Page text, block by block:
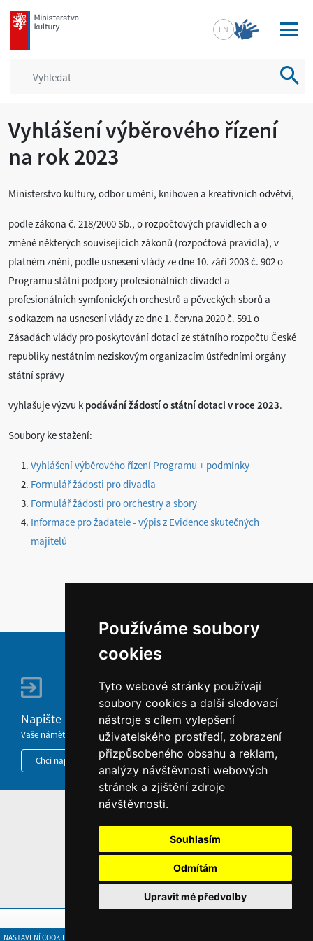
Používáme soubory
cookies
Tyto webové stránky používají
soubory cookies a další sledovací
nástroje s cílem vylepšení
uživatelského prostředí, zobrazení
přizpůsobeného obsahu a reklam,
analýzy návštěvnosti webových
stránek a zjištění zdroje
návštěvnosti.
Souhlasím
Odmítám
Upravit mé předvolby
NASTAVENÍ COOKIES
mkcr.cz
EN
Vyhlášení výběrového řízení
na rok 2023
Ministerstvo kultury, odbor umění, knihoven a kreativních odvětví,
podle zákona č. 218/2000 Sb., o rozpočtových pravidlech a o
změně některých souvisejících zákonů (rozpočtová pravidla), v
platném znění, podle usnesení vlády ze dne 10. září 2003 č. 902 o
Programu státní podpory profesionálních divadel a
profesionálních symfonických orchestrů a pěveckých sborů a
s odkazem na usnesení vlády ze dne 1. června 2020 č. 591 o
Zásadách vlády pro poskytování dotací ze státního rozpočtu České
republiky nestátním neziskovým organizacím ústředními orgány
státní správy
vyhlašuje výzvu k podávání žádostí o státní dotaci v roce 2023.
Soubory ke stažení:
Vyhlášení výběrového řízení Programu + podmínky
Formulář žádosti pro divadla
Formulář žádosti pro orchestry a sbory
Informace pro žadatele - výpis z Evidence skutečných
majitelů
Napište nám
Vaše náměty, komentáře, připomínky a dotazy nezůstanou bez odezvy.
Chci napsat MKČR
INFORMACE O WEBU